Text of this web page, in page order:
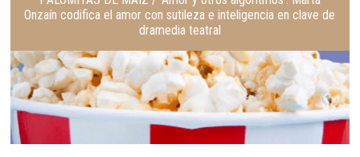
Onzaín codifica el amor con sutileza e inteligencia en clave de
dramedia teatral